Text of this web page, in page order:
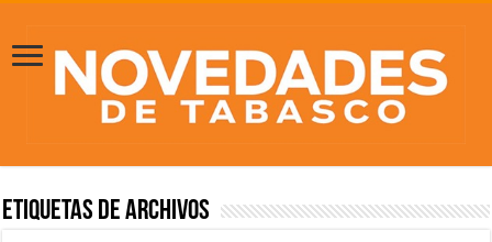
Etiquetas de Archivos